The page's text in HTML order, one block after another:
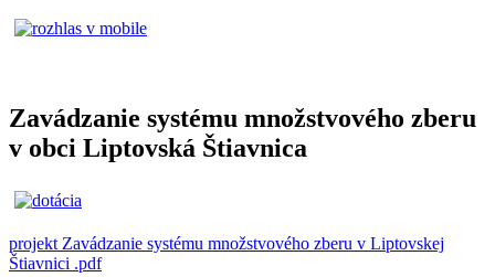
Zavádzanie systému množstvového zberu
v obci Liptovská Štiavnica
projekt Zavádzanie systému množstvového zberu v Liptovskej
Štiavnici .pdf